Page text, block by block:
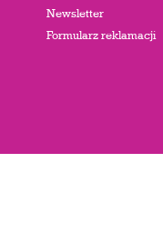
Newsletter
Formularz reklamacji